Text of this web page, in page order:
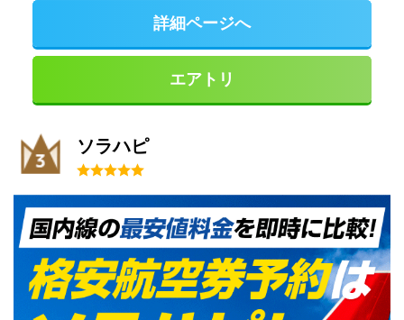
詳細ページへ
エアトリ
ソラハピ